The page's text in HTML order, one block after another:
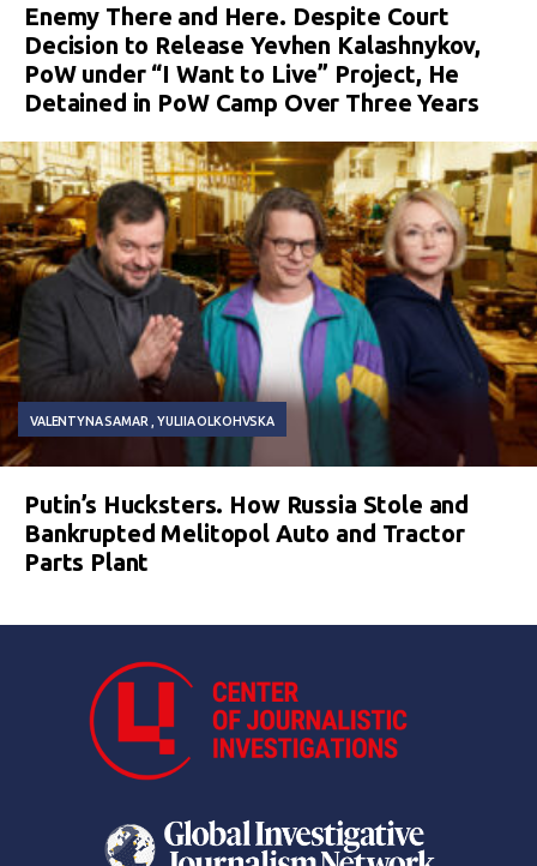
Enemy There and Here. Despite Court
Decision to Release Yevhen Kalashnykov,
PoW under “I Want to Live” Project, He
Detained in PoW Camp Over Three Years
VALENTYNA SAMAR YULIIA OLKOHVSKA
Putin’s Hucksters. How Russia Stole and
Bankrupted Melitopol Auto and Tractor
Parts Plant